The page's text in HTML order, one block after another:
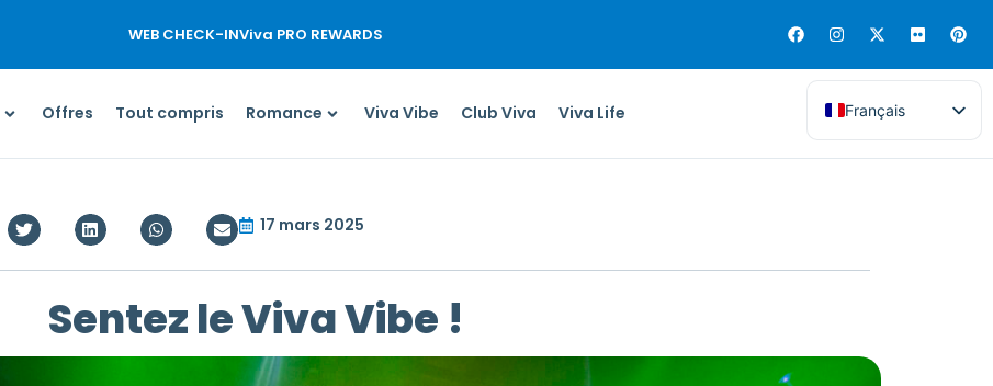
WEB CHECK-INViva PRO REWARDS
Offres Tout compris Romance Viva Vibe Club Viva Viva Life Français
17 mars 2025
Sentez le Viva Vibe !